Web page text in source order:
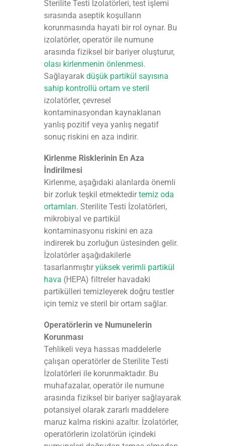
Sterilite Testi İzolatörleri, test işlemi
sırasında aseptik koşulların
korunmasında hayati bir rol oynar. Bu
izolatörler, operatör ile numune
arasında fiziksel bir bariyer oluşturur,
olası kirlenmenin önlenmesi.
Sağlayarakdüşük partikül sayısına
sahip kontrollü ortam ve steril
izolatörler, çevresel
kontaminasyondan kaynaklanan
yanlış pozitif veya yanlış negatif
sonuç riskini en aza indirir.
Kirlenme Risklerinin En Aza
İndirilmesi
Kirlenme, aşağıdaki alanlarda önemli
bir zorluk teşkil etmektedirtemiz oda
ortamları. Sterilite Testi İzolatörleri,
mikrobiyal ve partikül
kontaminasyonu riskini en aza
indirerek bu zorluğun üstesinden gelir.
İzolatörler aşağıdakilerle
tasarlanmıştıryüksek verimli partikül
hava (HEPA) filtreler havadaki
partikülleri temizleyerek doğru testler
için temiz ve steril bir ortam sağlar.
Operatörlerin ve Numunelerin
Korunması
Tehlikeli veya hassas maddelerle
çalışan operatörler de Sterilite Testi
İzolatörleri ile korunmaktadır. Bu
muhafazalar, operatör ile numune
arasında fiziksel bir bariyer sağlayarak
potansiyel olarak zararlı maddelere
maruz kalma riskini azaltır. İzolatörler,
operatörlerin izolatörün içindeki